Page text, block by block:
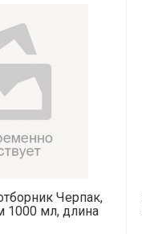
Черпак,
1000 мл, длина